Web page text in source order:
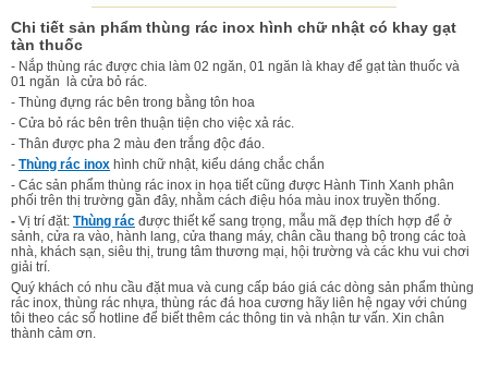
Chi tiết sản phẩm thùng rác inox hình chữ nhật có khay gạt
tàn thuốc
- Nắp thùng rác được chia làm 02 ngăn, 01 ngăn là khay để gạt tàn thuốc và
01 ngăn là cửa bỏ rác.
- Thùng đựng rác bên trong bằng tôn hoa
- Cửa bỏ rác bên trên thuận tiện cho việc xả rác.
- Thân được pha 2 màu đen trắng độc đáo.
- Thùng rác inox hình chữ nhật, kiểu dáng chắc chắn
- Các sản phẩm thùng rác inox in họa tiết cũng được Hành Tinh Xanh phân
phối trên thị trường gần đây, nhằm cách điệu hóa màu inox truyền thống.
- Vị trí đặt: Thùng rác được thiết kế sang trọng, mẫu mã đẹp thích hợp để ở
sảnh, cửa ra vào, hành lang, cửa thang máy, chân cầu thang bộ trong các toà
nhà, khách sạn, siêu thị, trung tâm thương mại, hội trường và các khu vui chơi
giải trí.
Quý khách có nhu cầu đặt mua và cung cấp báo giá các dòng sản phẩm thùng
rác inox, thùng rác nhựa, thùng rác đá hoa cương hãy liên hệ ngay với chúng
tôi theo các số hotline để biết thêm các thông tin và nhận tư vấn. Xin chân
thành cảm ơn.